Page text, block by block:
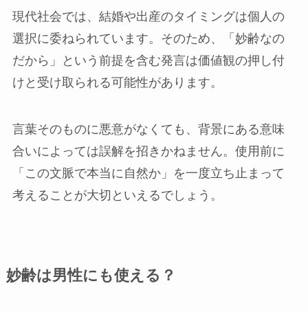
現代社会では、結婚や出産のタイミングは個人の
選択に委ねられています。そのため、「妙齢なの
だから」という前提を含む発言は価値観の押し付
けと受け取られる可能性があります。
言葉そのものに悪意がなくても、背景にある意味
合いによっては誤解を招きかねません。使用前に
「この文脈で本当に自然か」を一度立ち止まって
考えることが大切といえるでしょう。
妙齢は男性にも使える？